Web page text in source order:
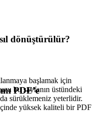
dönüştürülür?
başlamak için
bu sayfanın üstündeki
sürüklemeniz yeterlidir.
yüksek kaliteli bir PDF
PDF’e